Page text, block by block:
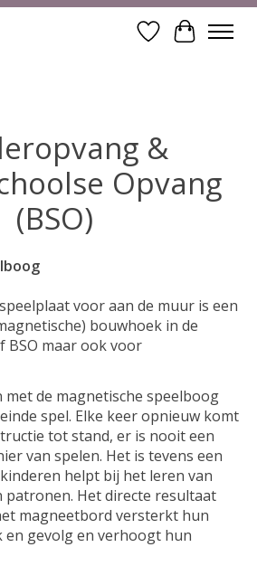
Verlanglijst
&
Opvang
(BSO)
voor aan de muur is een
bouwhoek in de
maar ook voor
met de magnetische speelboog
spel. Elke keer opnieuw komt
tot stand, er is nooit een
van spelen. Het is tevens een
helpt bij het leren van
patronen. Het directe resultaat
magneetbord versterkt hun
en gevolg en verhoogt hun